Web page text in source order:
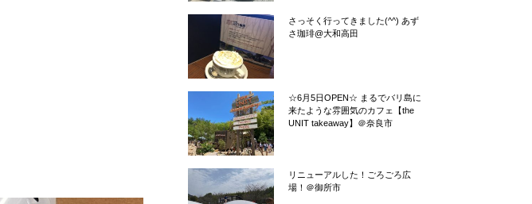
さっそく行ってきました(^^) あず
さ珈琲@大和高田
☆6月5日OPEN☆ まるでバリ島に
来たような雰囲気のカフェ【the
UNIT takeaway】＠奈良市
リニューアルした！ごろごろ広
場！＠御所市